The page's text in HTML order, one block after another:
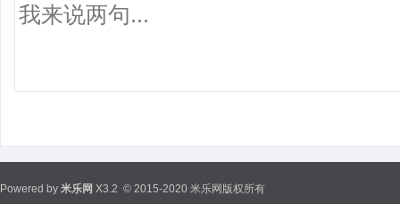
Powered by 米乐网 X3.2 © 2015-2020 米乐网版权所有